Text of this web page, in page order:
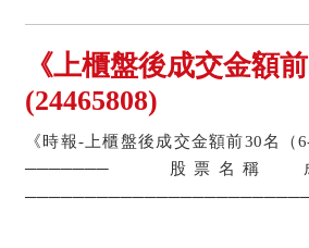
《上櫃盤後成交金額
(24465808)
《時報-上櫃盤後成交金額前30
─────── 股票名